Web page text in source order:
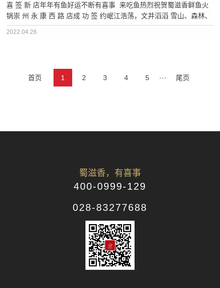
喜 签 新 店年年有鱼好运不断有喜事 来吃鱼热烈祝贺蜀滋香鲜鱼火
锅崇 州 永 康 西 路 店成 功 签 约岷江浩荡，文井滔滔 雪山、森林、
湿地、古镇、林盘自然的造化，历史的积淀孕育出蜀中之蜀、蜀门重
2022.04.26
首页 1 2 3 4 5 ··· 尾页
蜀滋香，有喜事
400-0999-129
028-83277688